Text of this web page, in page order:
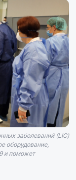
заболеваний (LIC)
оборудование,
и поможет